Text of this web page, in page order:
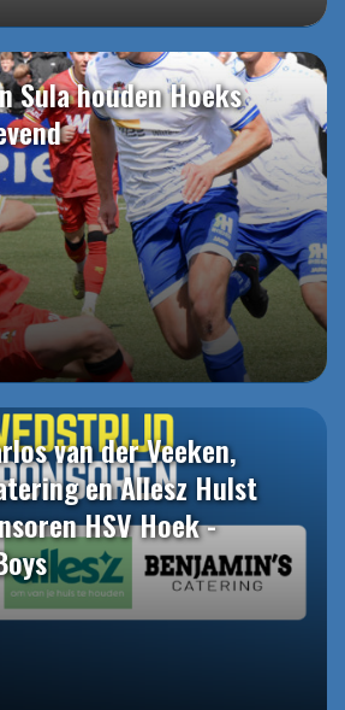
Sula houden Hoeks
van der Veeken,
en Allesz Hulst
HSV Hoek -